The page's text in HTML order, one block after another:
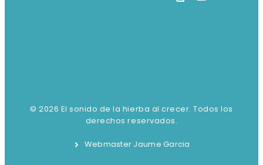
© 2026 El sonido de la hierba al crecer. Todos los
derechos reservados.
Webmaster Jaume Garcia